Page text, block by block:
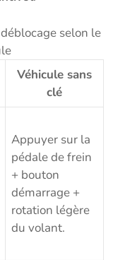
selon le
Véhicule sans
clé
Appuyer sur la
pédale de frein
+ bouton
démarrage +
rotation légère
du volant.